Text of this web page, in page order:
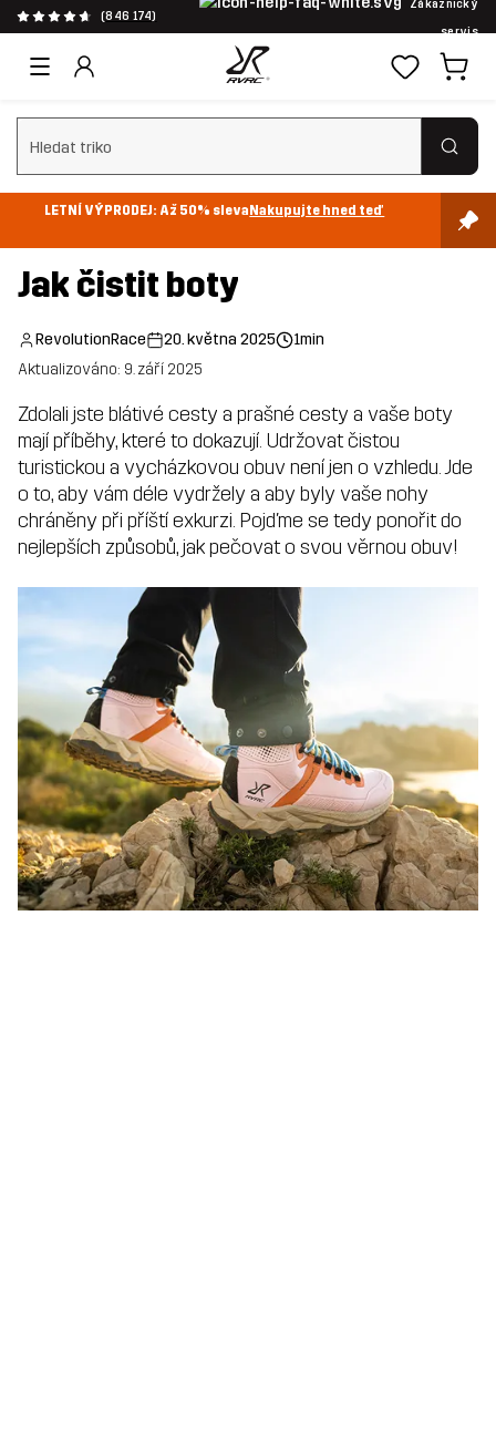
(846 174)
Zákaznický
servis
Vymazat vyhledávání
LETNÍ VÝPRODEJ: Až 50% slevaNakupujte hned teď
Jak čistit boty
RevolutionRace 20. května 2025
1min
Aktualizováno: 9. září 2025
Zdolali jste blátivé cesty a prašné cesty a vaše boty
mají příběhy, které to dokazují. Udržovat čistou
turistickou a vycházkovou obuv není jen o vzhledu. Jde
o to, aby vám déle vydržely a aby byly vaše nohy
chráněny při příští exkurzi. Pojďme se tedy ponořit do
nejlepších způsobů, jak pečovat o svou věrnou obuv!